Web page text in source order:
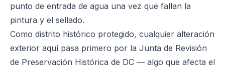
punto de entrada de agua una vez que fallan la
pintura y el sellado.
Como distrito histórico protegido, cualquier alteración
exterior aquí pasa primero por la Junta de Revisión
de Preservación Histórica de DC — algo que afecta el